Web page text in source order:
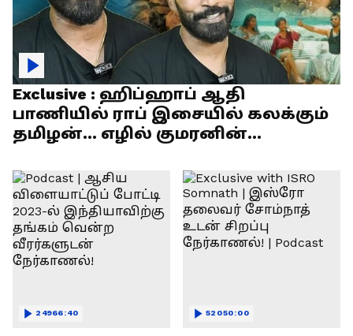
Exclusive : ஹிப்ஹாப் ஆதி
பாணியில் ராப் இசையில் கலக்கும்
தமிழன்... எழில் குமரனின்
24966:40 52050:00